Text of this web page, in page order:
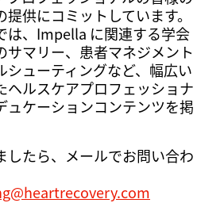
供にコミットしています。
は、Impella に関連する学会
サマリー、患者マネジメント
シューティングなど、幅広い
ヘルスケアプロフェッショナ
ュケーションコンテンツを掲
したら、メールでお問い合わ